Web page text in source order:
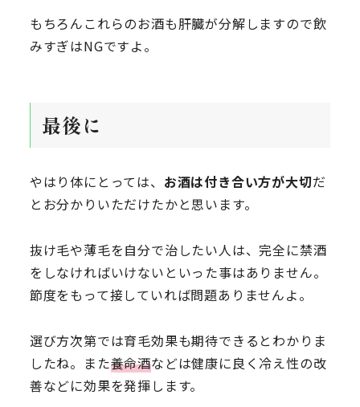
もちろんこれらのお酒も肝臓が分解しますので飲
みすぎはNGですよ。
最後に
やはり体にとっては、 お酒は付き合い方が大切だ
とお分かりいただけたかと思います。
抜け毛や薄毛を自分で治したい人は、完全に禁酒
をしなければいけないといった事はありません。
節度をもって接していれば問題ありませんよ。
選び方次第では育毛効果も期待できるとわかりま
したね。また養命酒などは健康に良く冷え性の改
善などに効果を発揮します。